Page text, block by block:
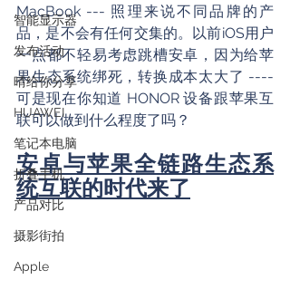
智能显示器
发布活动
晴给你分享
HUAWEI
笔记本电脑
折叠手机
产品对比
摄影街拍
Apple
MacBook --- 照理来说不同品牌的产
品，是不会有任何交集的。以前iOS用户
一点都不轻易考虑跳槽安卓，因为给苹
果生态系统绑死，转换成本太大了 ----
可是现在你知道 HONOR 设备跟苹果互
联可以做到什么程度了吗？
安卓与苹果全链路生态系
统互联的时代来了